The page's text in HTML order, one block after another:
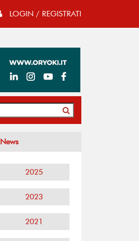
LOGIN / REGISTRATI
News
2025
2023
2021